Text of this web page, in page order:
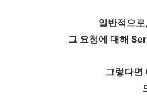
일반적으
그 요청에 대해
그렇다면